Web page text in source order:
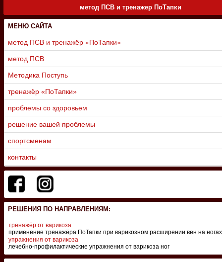
метод ПСВ и тренажер ПоТапки
МЕНЮ САЙТА
метод ПСВ и тренажёр «ПоТапки»
метод ПСВ
Методика Поступь
тренажёр «ПоТапки»
проблемы со здоровьем
решение вашей проблемы
спортсменам
контакты
РЕШЕНИЯ ПО НАПРАВЛЕНИЯМ:
тренажёр от варикоза
применение тренажёра ПоТапки при варикозном расширении вен на ногах
упражнения от варикоза
лечебно-профилактические упражнения от варикоза ног